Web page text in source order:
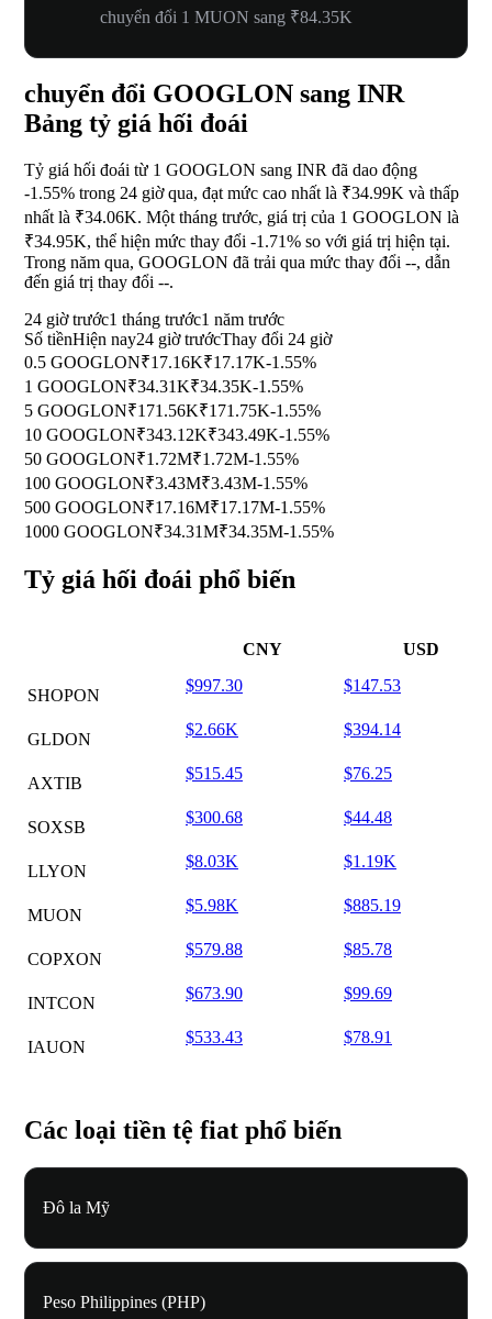
chuyển đổi 1 MUON sang ₹84.35K
chuyển đổi GOOGLON sang INR
Bảng tỷ giá hối đoái
Tỷ giá hối đoái từ 1 GOOGLON sang INR đã dao động
-1.55% trong 24 giờ qua, đạt mức cao nhất là ₹34.99K và thấp
nhất là ₹34.06K. Một tháng trước, giá trị của 1 GOOGLON là
₹34.95K, thể hiện mức thay đổi -1.71% so với giá trị hiện tại.
Trong năm qua, GOOGLON đã trải qua mức thay đổi --, dẫn
đến giá trị thay đổi --.
24 giờ trước1 tháng trước1 năm trước
Số tiềnHiện nay24 giờ trướcThay đổi 24 giờ
0.5 GOOGLON₹17.16K₹17.17K-1.55%
1 GOOGLON₹34.31K₹34.35K-1.55%
5 GOOGLON₹171.56K₹171.75K-1.55%
10 GOOGLON₹343.12K₹343.49K-1.55%
50 GOOGLON₹1.72M₹1.72M-1.55%
100 GOOGLON₹3.43M₹3.43M-1.55%
500 GOOGLON₹17.16M₹17.17M-1.55%
1000 GOOGLON₹34.31M₹34.35M-1.55%
Tỷ giá hối đoái phổ biến
CNY USD
SHOPON
$997.30 $147.53
GLDON
$2.66K $394.14
AXTIB
$515.45 $76.25
SOXSB
$300.68 $44.48
LLYON
$8.03K $1.19K
MUON
$5.98K $885.19
COPXON
$579.88 $85.78
INTCON
$673.90 $99.69
IAUON
$533.43 $78.91
Các loại tiền tệ fiat phổ biến
Đô la Mỹ
Peso Philippines (PHP)